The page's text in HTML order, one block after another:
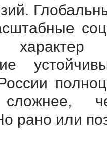
сложнее,
рано или